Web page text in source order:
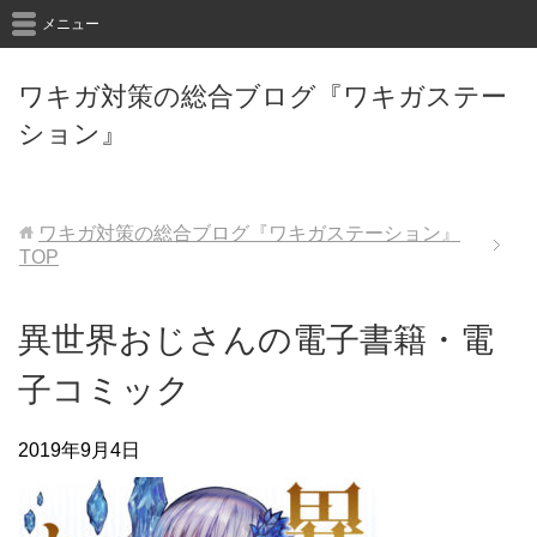
ワキガ対策の総合ブログ『ワキガステー
ション』
メニュー
ワキガ対策の総合ブログ『ワキガステーション』
TOP
異世界おじさんの電子書籍・電
子コミック
2019年9月4日